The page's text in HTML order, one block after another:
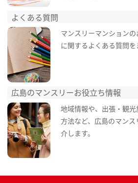
よくある質問
マンスリーマンション
に関するよくある質問を
広島のマンスリーお役立ち情報
地域情報や、出張・観
方法など、広島のマン
介します。